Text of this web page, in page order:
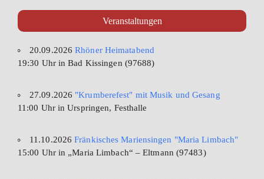
Veranstaltungen
20.09.2026Rhöner Heimatabend
19:30 Uhr in Bad Kissingen (97688)
27.09.2026 "Krumberefest" mit Musik und Gesang
11:00 Uhr in Urspringen, Festhalle
11.10.2026Fränkisches Mariensingen "Maria Limbach"
15:00 Uhr in „Maria Limbach“ – Eltmann (97483)